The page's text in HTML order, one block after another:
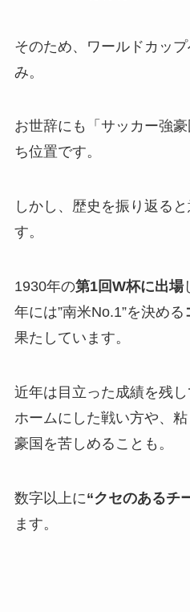
そのため、ワールドカッ
み。
お世辞にも「サッカー強
ち位置です。
しかし、歴史を振り返る
す。
1930年の第1回W杯に出場
年には”南米No.1”を決める
果たしています。
近年は目立った成績を残
ホームにした戦い方や、
豪国を苦しめることも。
数字以上に“クセのあるチ
ます。